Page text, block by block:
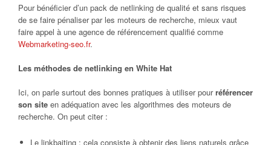
Pour bénéficier d’un pack de netlinking de qualité et sans risques
de se faire pénaliser par les moteurs de recherche, mieux vaut
faire appel à une agence de référencement qualifié comme
Webmarketing-seo.fr.
Les méthodes de netlinking en White Hat
Ici, on parle surtout des bonnes pratiques à utiliser pourréférencer
son site en adéquation avec les algorithmes des moteurs de
recherche. On peut citer :
Le linkbaiting : cela consiste à obtenir des liens naturels grâce